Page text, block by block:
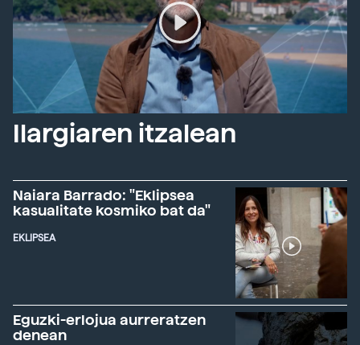
Ilargiaren itzalean
Naiara Barrado: "Eklipsea
kasualitate kosmiko bat da"
EKLIPSEA
Eguzki-erlojua aurreratzen
denean